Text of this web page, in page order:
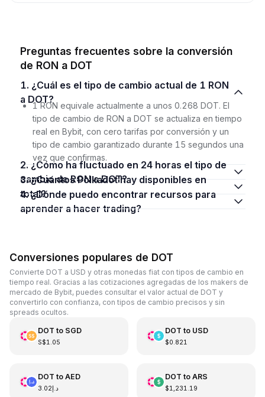
Preguntas frecuentes sobre la conversión
de RON a DOT
1. ¿Cuál es el tipo de cambio actual de 1 RON
a DOT?
1 RON equivale actualmente a unos 0.268 DOT. El
tipo de cambio de RON a DOT se actualiza en tiempo
real en Bybit, con cero tarifas por conversión y un
tipo de cambio garantizado durante 15 segundos una
vez que confirmas.
2. ¿Cómo ha fluctuado en 24 horas el tipo de
cambio de RON a DOT?
3. ¿Cuántos Polkadot hay disponibles en
total?
4. ¿Dónde puedo encontrar recursos para
aprender a hacer trading?
Conversiones populares de DOT
Convierte DOT a USD y otras monedas fiat con tipos de cambio en
tiempo real. Gracias a las cotizaciones agregadas de los makers de
mercado de Bybit, puedes consultar el valor actual de DOT y
convertirlo con confianza, con tipos de cambio precisos y sin
spreads ocultos.
DOT to SGD
S$1.05
DOT to USD
$0.821
DOT to AED
د.إ3.02
DOT to ARS
$1,231.19